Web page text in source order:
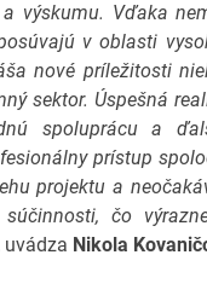
výskumu. Vďaka
v oblasti
nové príležitosti
sektor. Úspešná
spoluprácu a
prístup
projektu a
čo
uvádza Nikola